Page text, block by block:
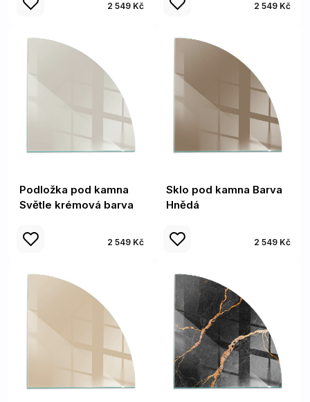
2 549 Kč 2 549 Kč
Podložka pod kamna
Světle krémová barva
2 549 Kč
Sklo pod kamna Barva
Hnědá
2 549 Kč